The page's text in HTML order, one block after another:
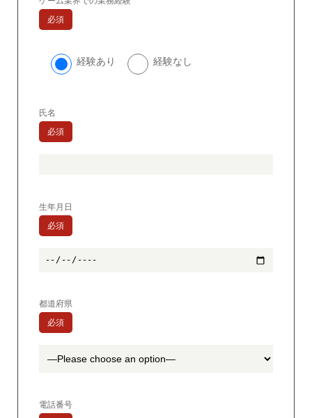
必須
経験あり 経験なし
氏名
必須
生年月日
必須
都道府県
必須
電話番号